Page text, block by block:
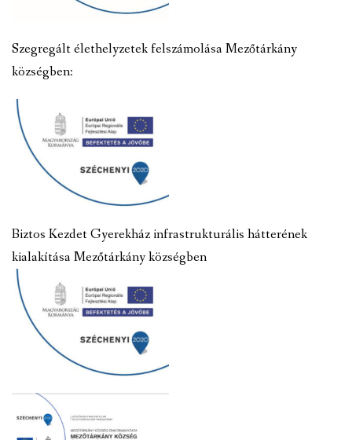
Szegregált élethelyzetek felszámolása Mezőtárkány
községben:
Biztos Kezdet Gyerekház infrastrukturális hátterének
kialakítása Mezőtárkány községben